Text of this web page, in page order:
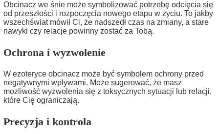
Obcinacz we śnie może symbolizować potrzebę odcięcia się
od przeszłości i rozpoczęcia nowego etapu w życiu. To jakby
wszechświat mówił Ci, że nadszedł czas na zmiany, a stare
nawyki czy relacje powinny zostać za Tobą.
Ochrona i wyzwolenie
W ezoteryce obcinacz może być symbolem ochrony przed
negatywnymi wpływami. Może sugerować, że masz
możliwość wyzwolenia się z toksycznych sytuacji lub relacji,
które Cię ograniczają.
Precyzja i kontrola